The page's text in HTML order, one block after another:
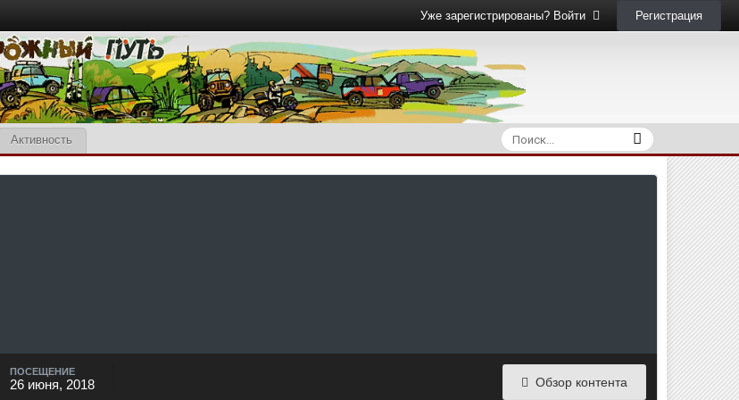
Уже зарегистрированы? Войти Регистрация
Активность
Обзор контента
ПОСЕЩЕНИЕ
26 июня, 2018